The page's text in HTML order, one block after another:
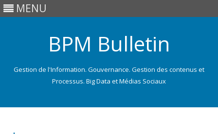
MENU
BPM Bulletin
Gestion de l'Information. Gouvernance. Gestion des contenus et
Processus. Big Data et Médias Sociaux